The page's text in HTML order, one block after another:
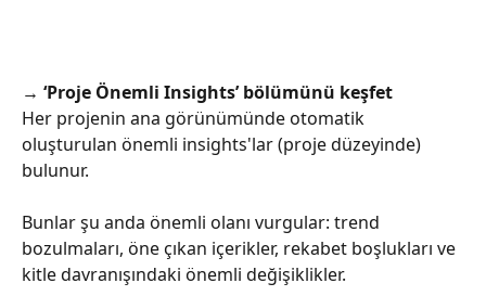
→ ‘Proje Önemli Insights’ bölümünü keşfet
Her projenin ana görünümünde otomatik
oluşturulan önemli insights'lar (proje düzeyinde)
bulunur.
Bunlar şu anda önemli olanı vurgular: trend
bozulmaları, öne çıkan içerikler, rekabet boşlukları ve
kitle davranışındaki önemli değişiklikler.